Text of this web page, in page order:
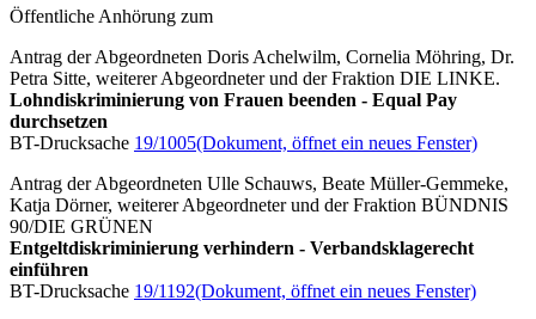
Öffentliche Anhörung zum
Antrag der Abgeordneten Doris Achelwilm, Cornelia Möhring, Dr.
Petra Sitte, weiterer Abgeordneter und der Fraktion DIE LINKE.
Lohndiskriminierung von Frauen beenden - Equal Pay
durchsetzen
BT-Drucksache 19/1005(Dokument, öffnet ein neues Fenster)
Antrag der Abgeordneten Ulle Schauws, Beate Müller-Gemmeke,
Katja Dörner, weiterer Abgeordneter und der Fraktion BÜNDNIS
90/DIE GRÜNEN
Entgeltdiskriminierung verhindern - Verbandsklagerecht
einführen
BT-Drucksache 19/1192(Dokument, öffnet ein neues Fenster)